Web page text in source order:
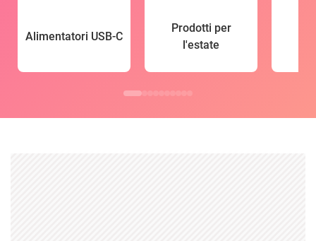
Alimentatori USB-C
Prodotti per
l'estate